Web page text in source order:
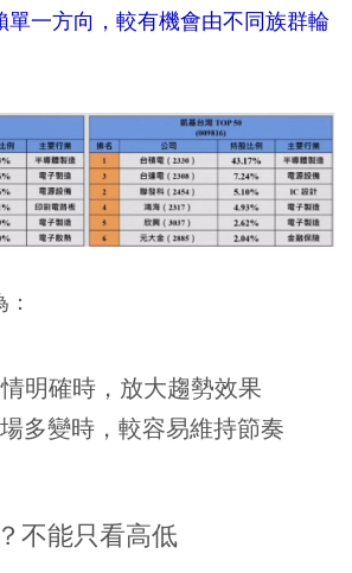
單一方向，較有機會由不同族群輪
明確時，放大趨勢效果
多變時，較容易維持節奏
不能只看高低